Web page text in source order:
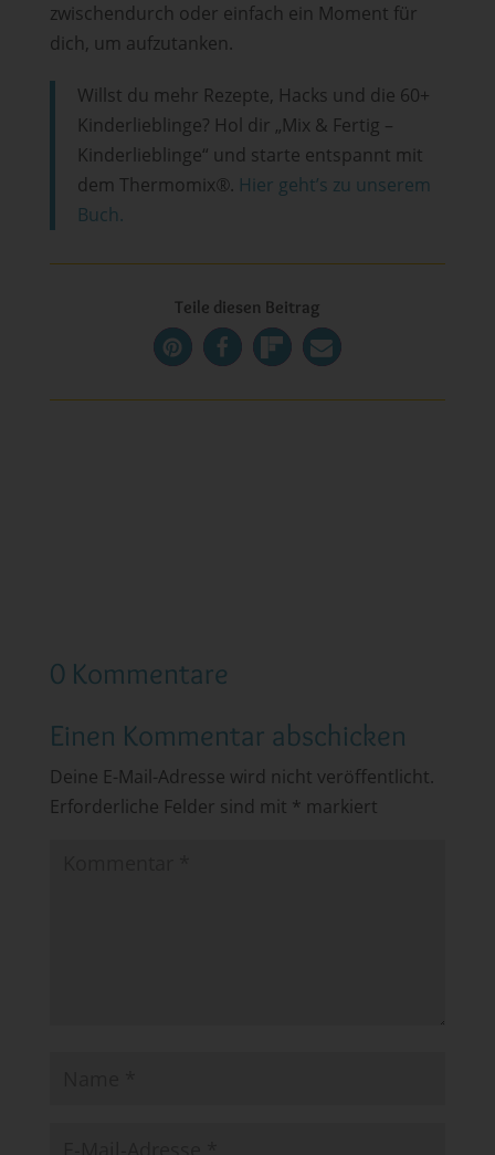
zwischendurch oder einfach ein Moment für
dich, um aufzutanken.
Willst du mehr Rezepte, Hacks und die 60+
Kinderlieblinge? Hol dir „Mix & Fertig –
Kinderlieblinge“ und starte entspannt mit
dem Thermomix®. Hier geht’s zu unserem
Buch.
Teile diesen Beitrag
0 Kommentare
Einen Kommentar abschicken
Deine E-Mail-Adresse wird nicht veröffentlicht.
Erforderliche Felder sind mit * markiert